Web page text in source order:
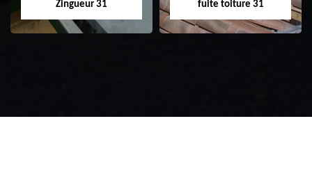
Zingueur 31
fuite toiture 31